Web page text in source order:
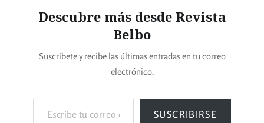
Descubre más desde Revista
Belbo
Suscríbete y recibe las últimas entradas en tu correo
electrónico.
SUSCRIBIRSE